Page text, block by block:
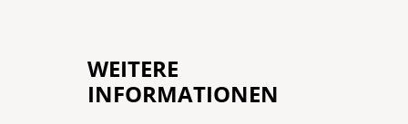
WEITERE
INFORMATIONEN